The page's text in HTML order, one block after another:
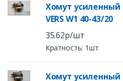
Хомут усиленный
VERS W1 40-43/20
35.62р/шт
Кратность: 1шт
Хомут усиленный